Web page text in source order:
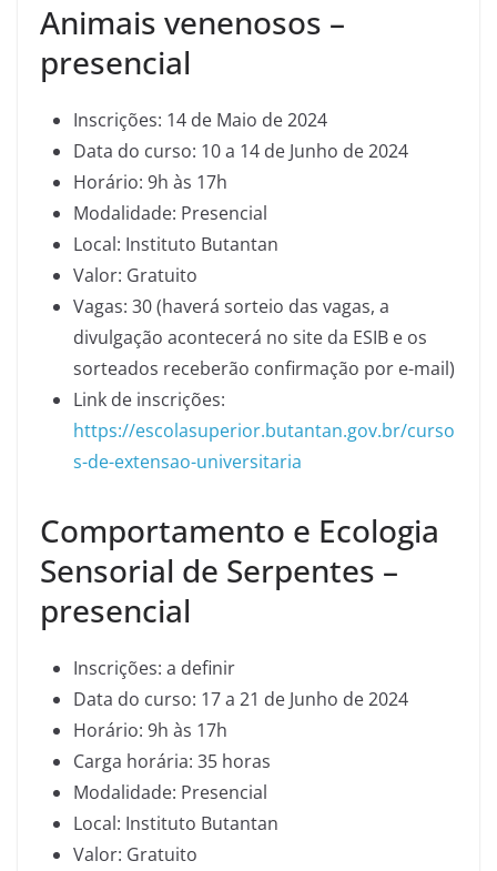
Animais venenosos –
presencial
Inscrições: 14 de Maio de 2024
Data do curso: 10 a 14 de Junho de 2024
Horário: 9h às 17h
Modalidade: Presencial
Local: Instituto Butantan
Valor: Gratuito
Vagas: 30 (haverá sorteio das vagas, a
divulgação acontecerá no site da ESIB e os
sorteados receberão confirmação por e-mail)
Link de inscrições:
https://escolasuperior.butantan.gov.br/curso
s-de-extensao-universitaria
Comportamento e Ecologia
Sensorial de Serpentes –
presencial
Inscrições: a definir
Data do curso: 17 a 21 de Junho de 2024
Horário: 9h às 17h
Carga horária: 35 horas
Modalidade: Presencial
Local: Instituto Butantan
Valor: Gratuito